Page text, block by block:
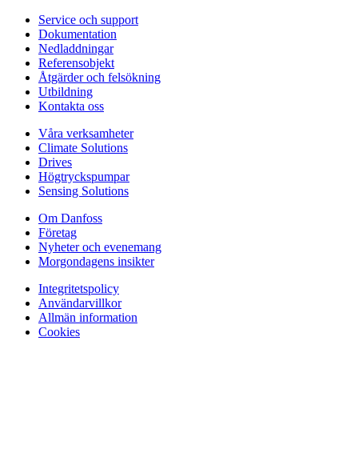
Service och support
Dokumentation
Nedladdningar
Referensobjekt
Åtgärder och felsökning
Utbildning
Kontakta oss
Våra verksamheter
Climate Solutions
Drives
Högtryckspumpar
Sensing Solutions
Om Danfoss
Företag
Nyheter och evenemang
Morgondagens insikter
Integritetspolicy
Användarvillkor
Allmän information
Cookies